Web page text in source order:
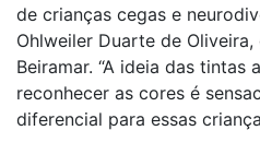
de crianças cegas e
Ohlweiler Duarte de
Beiramar. “A ideia das tintas
reconhecer as cores é
diferencial para essas